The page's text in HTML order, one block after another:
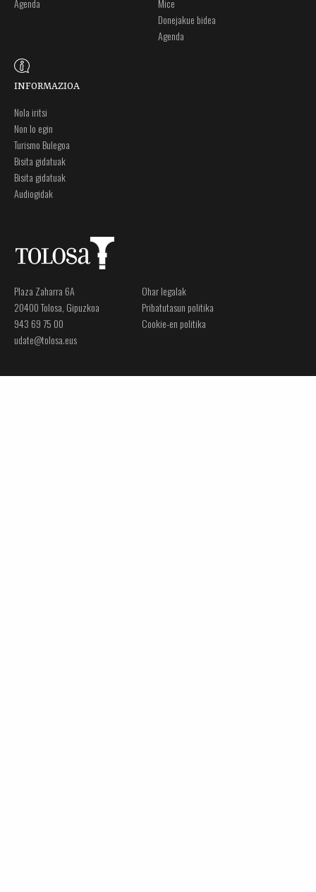
Agenda
Mice
Donejakue bidea
Agenda
INFORMAZIOA
Nola iritsi
Non lo egin
Turismo Bulegoa
Bisita gidatuak
Bisita gidatuak
Audiogidak
Plaza Zaharra 6A
20400 Tolosa, Gipuzkoa
943 69 75 00
udate@tolosa.eus
Ohar legalak
Pribatutasun politika
Cookie-en politika